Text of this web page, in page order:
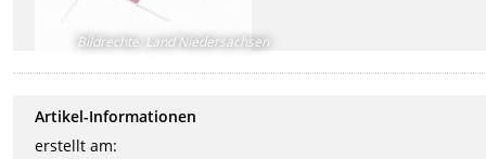
Bildrechte: Land Niedersachsen
Artikel-Informationen
erstellt am: